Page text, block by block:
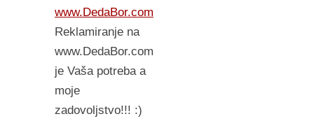
www.DedaBor.com
Reklamiranje na
www.DedaBor.com
je Vaša potreba a
moje
zadovoljstvo!!! :)